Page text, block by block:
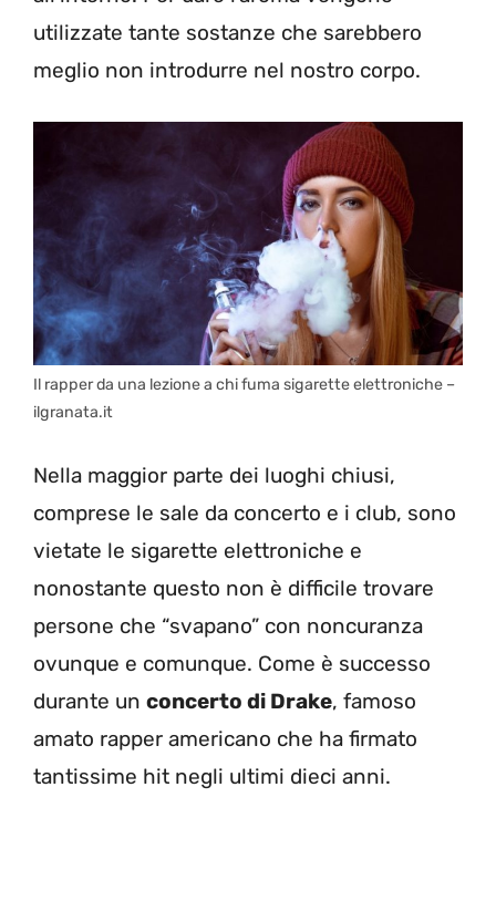
utilizzate tante sostanze che sarebbero
meglio non introdurre nel nostro corpo.
Il rapper da una lezione a chi fuma sigarette elettroniche –
ilgranata.it
Nella maggior parte dei luoghi chiusi,
comprese le sale da concerto e i club, sono
vietate le sigarette elettroniche e
nonostante questo non è difficile trovare
persone che “svapano” con noncuranza
ovunque e comunque. Come è successo
durante un concerto di Drake, famoso
amato rapper americano che ha firmato
tantissime hit negli ultimi dieci anni.